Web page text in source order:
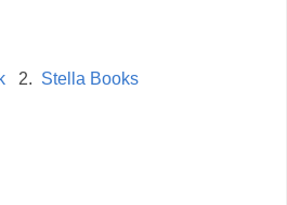
2. Stella Books